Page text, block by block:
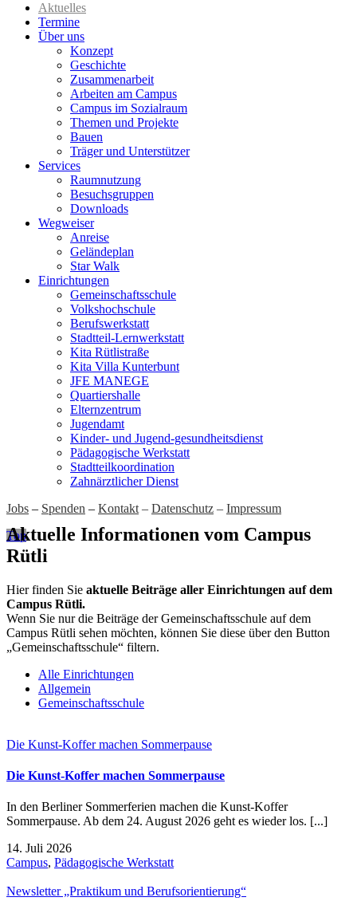
Aktuelles
Termine
Über uns
Konzept
Geschichte
Zusammenarbeit
Arbeiten am Campus
Campus im Sozialraum
Themen und Projekte
Bauen
Träger und Unterstützer
Services
Raumnutzung
Besuchsgruppen
Downloads
Wegweiser
Anreise
Geländeplan
Star Walk
Einrichtungen
Gemeinschaftsschule
Volkshochschule
Berufswerkstatt
Stadtteil-Lernwerkstatt
Kita Rütlistraße
Kita Villa Kunterbunt
JFE MANEGE
Quartiershalle
Elternzentrum
Jugendamt
Kinder- und Jugend-gesundheitsdienst
Pädagogische Werkstatt
Stadtteilkoordination
Zahnärztlicher Dienst
Jobs – Spenden – Kontakt – Datenschutz – Impressum
Top
Aktuelle Informationen vom Campus
Rütli
Hier finden Sie aktuelle Beiträge aller Einrichtungen auf dem
Campus Rütli.
Wenn Sie nur die Beiträge der Gemeinschaftsschule auf dem
Campus Rütli sehen möchten, können Sie diese über den Button
„Gemeinschaftsschule“ filtern.
Alle Einrichtungen
Allgemein
Gemeinschaftsschule
Die Kunst-Koffer machen Sommerpause
Die Kunst-Koffer machen Sommerpause
In den Berliner Sommerferien machen die Kunst-Koffer
Sommerpause. Ab dem 24. August 2026 geht es wieder los. [...]
14. Juli 2026
Campus, Pädagogische Werkstatt
Newsletter „Praktikum und Berufsorientierung“